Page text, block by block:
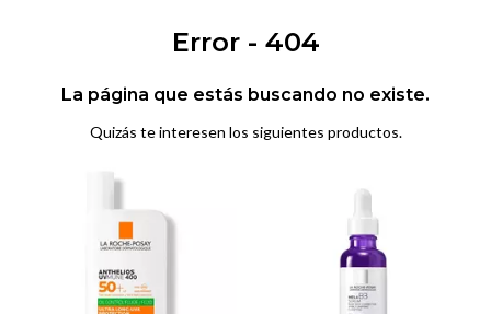
Error - 404
La página que estás buscando no existe.
Quizás te interesen los siguientes productos.